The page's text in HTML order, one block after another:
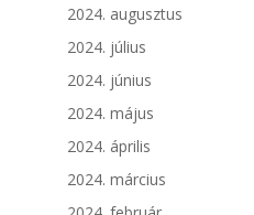
2024. augusztus
2024. július
2024. június
2024. május
2024. április
2024. március